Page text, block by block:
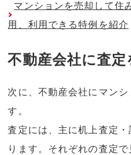
マンションを売却して住
用、利用できる特例を紹介
不動産会社に査定
次に、不動産会社にマン
す。
査定には、主に机上査定
ります。それぞれの査定